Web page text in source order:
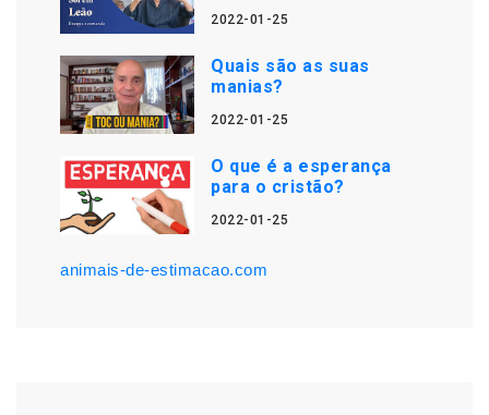
2022-01-25
Quais são as suas
manias?
2022-01-25
O que é a esperança
para o cristão?
2022-01-25
animais-de-estimacao.com